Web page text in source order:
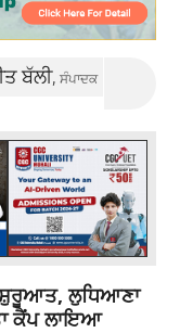
ਬੱਲੀ,ਸੰਪਾਦਕ
ਸ਼ੁਰੂਆਤ, ਲੁਧਿਆਣਾ
ਕੈਂਪ ਲਾਇਆ